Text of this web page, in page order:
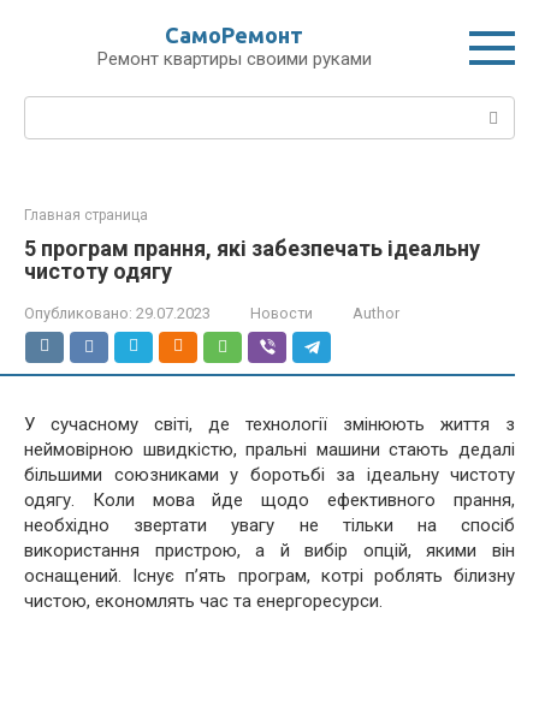
СамоРемонт
Ремонт квартиры своими руками
Поиск:
Главная страница
5 програм прання, які забезпечать ідеальну
чистоту одягу
Опубликовано: 29.07.2023 Новости Author
У сучасному світі, де технології змінюють життя з
неймовірною швидкістю, пральні машини стають дедалі
більшими союзниками у боротьбі за ідеальну чистоту
одягу. Коли мова йде щодо ефективного прання,
необхідно звертати увагу не тільки на спосіб
використання пристрою, а й вибір опцій, якими він
оснащений. Існує п’ять програм, котрі роблять білизну
чистою, економлять час та енергоресурси.